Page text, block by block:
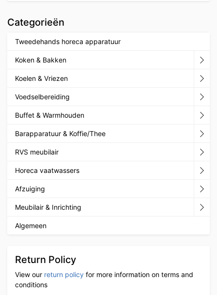
Categorieën
Tweedehands horeca apparatuur
Koken & Bakken
Koelen & Vriezen
Voedselbereiding
Buffet & Warmhouden
Barapparatuur & Koffie/Thee
RVS meubilair
Horeca vaatwassers
Afzuiging
Meubilair & Inrichting
Algemeen
Return Policy
View our return policy for more information on terms and
conditions